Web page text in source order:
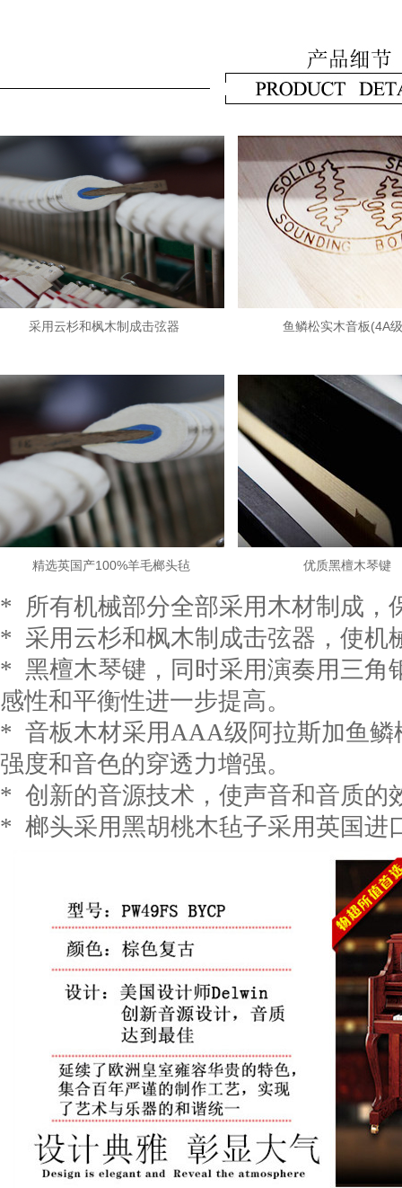
采用云杉和枫木制成击弦器 鱼鳞松实木音板(4A
精选英国产100%羊毛榔头毡 优质黑檀木琴键
* 所有机械部分全部采用木材制成，
* 采用云杉和枫木制成击弦器，使机
* 黑檀木琴键，同时采用演奏用三角
感性和平衡性进一步提高。
* 音板木材采用AAA级阿拉斯加鱼鳞
强度和音色的穿透力增强。
* 创新的音源技术，使声音和音质的
* 榔头采用黑胡桃木毡子采用英国进